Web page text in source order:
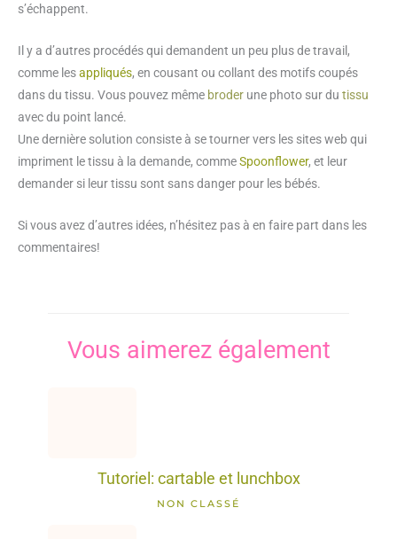
s’échappent.
Il y a d’autres procédés qui demandent un peu plus de travail,
comme lesappliqués, en cousant ou collant des motifs coupés
dans du tissu. Vous pouvez même broder une photo sur du tissu
avec du point lancé.
Une dernière solution consiste à se tourner vers les sites web qui
impriment le tissu à la demande, commeSpoonflower, et leur
demander si leur tissu sont sans danger pour les bébés.
Si vous avez d’autres idées, n’hésitez pas à en faire part dans les
commentaires!
Vous aimerez également
Tutoriel: cartable et lunchbox
NON CLASSÉ